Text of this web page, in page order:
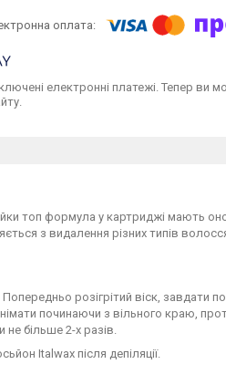
електронні платежі. Тепер ви
топ формула у картриджі мають
з видалення різних типів
розігрітий віск, завдати
починаючи з вільного краю,
більше 2-х разів.
Italwax після депіляції.